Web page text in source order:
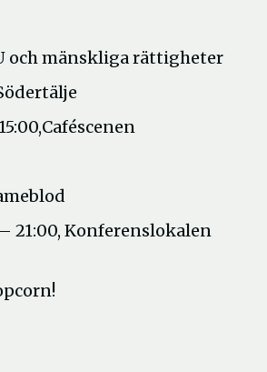
och mänskliga rättigheter
21:00, Konferenslokalen